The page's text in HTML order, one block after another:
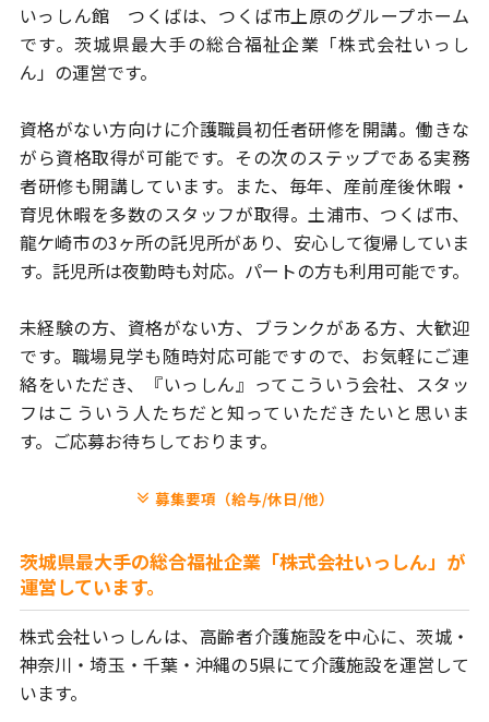
いっしん館 つくばは、つくば市上原のグループホーム
です。 茨城県最大手の総合福祉企業「株式会社いっし
ん」の運営です。
資格がない方向けに介護職員初任者研修を開講。働きな
がら資格取得が可能です。その次のステップである実務
者研修も開講しています。 また、毎年、産前産後休暇・
育児休暇を多数のスタッフが取得。土浦市、 つくば市、
龍ケ崎市の3ヶ所の託児所があり、安心して復帰していま
す。 託児所は夜勤時も対応。パートの方も利用可能です。
未経験の方、資格がない方、ブランクがある方、大歓迎
です。 職場見学も随時対応可能ですので、お気軽にご連
絡をいただき、
『いっしん』ってこういう会社、スタッ
フはこういう人たちだと知っていただきたいと思いま
す。ご応募お待ちしております。
募集要項（給与/休日/他）
茨城県最大手の総合福祉企業「株式会社いっしん」が
運営しています。
株式会社いっしんは、高齢者介護施設を中心に、茨城・
神奈川・埼玉・ 千葉・沖縄の5県にて介護施設を運営して
います。